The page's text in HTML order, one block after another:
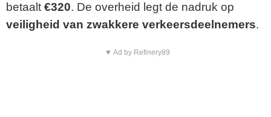
betaalt €320. De overheid legt de nadruk op
veiligheid van zwakkere verkeersdeelnemers.
▼ Ad by Refinery89